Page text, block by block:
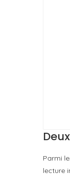
Parmi
lecture